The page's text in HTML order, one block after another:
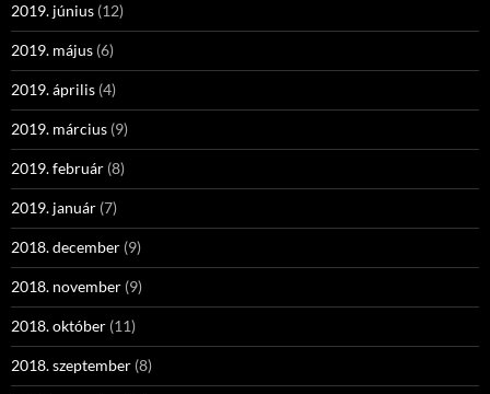
2019. június (12)
2019. május (6)
2019. április (4)
2019. március (9)
2019. február (8)
2019. január (7)
2018. december (9)
2018. november (9)
2018. október (11)
2018. szeptember (8)